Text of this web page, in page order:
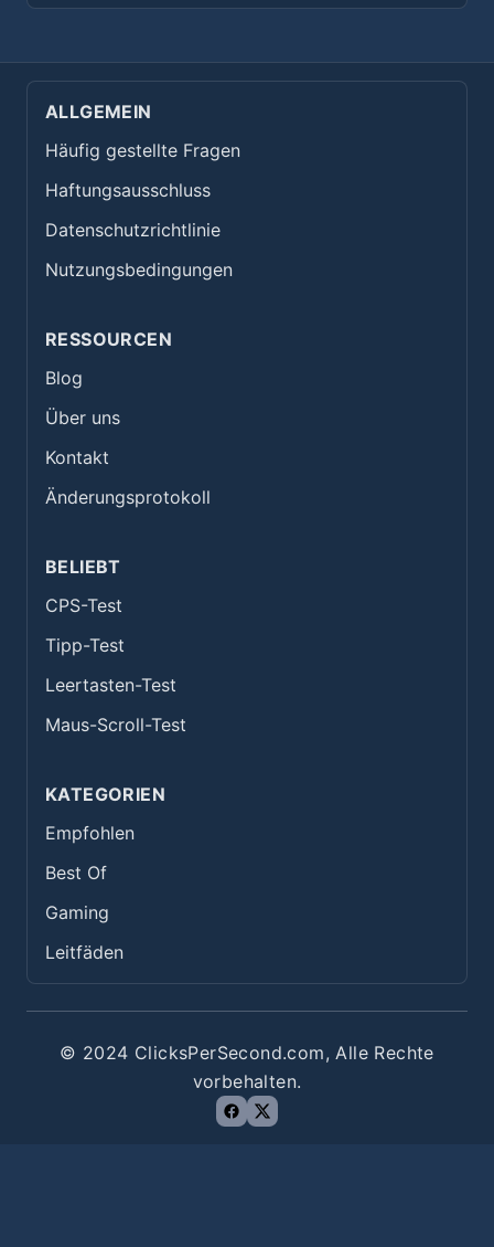
ALLGEMEIN
Häufig gestellte Fragen
Haftungsausschluss
Datenschutzrichtlinie
Nutzungsbedingungen
RESSOURCEN
Blog
Über uns
Kontakt
Änderungsprotokoll
BELIEBT
CPS-Test
Tipp-Test
Leertasten-Test
Maus-Scroll-Test
KATEGORIEN
Empfohlen
Best Of
Gaming
Leitfäden
© 2024 ClicksPerSecond.com, Alle Rechte
vorbehalten.